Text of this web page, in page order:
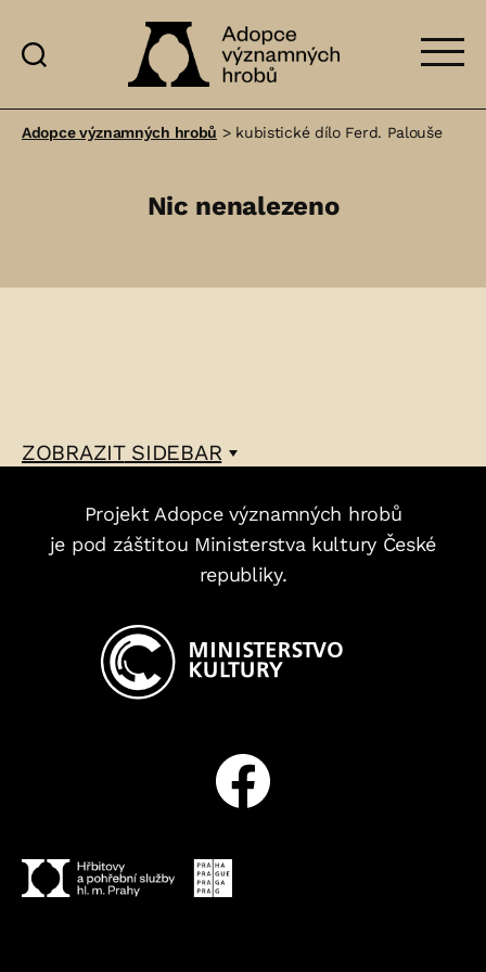
významných
Adopce významných hrobů > kubistické dílo Ferd. Palouše
Nic nenalezeno
ZOBRAZITSIDEBAR
Projekt Adopce významných hrobů
je pod záštitou Ministerstva kultury České
republiky.
Facebook